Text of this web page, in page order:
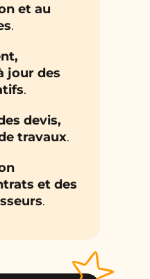
et au
.
jour des
.
devis,
travaux.
et des
.